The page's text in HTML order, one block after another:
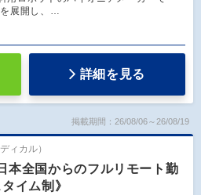
展開し、…
詳細を見る
掲載期間：26/08/06～26/08/19
ィカル）
本全国からのフルリモート勤
イム制》